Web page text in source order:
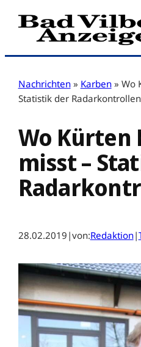
Zum
Inhalt
Nachrichten » Karben » Wo
Statistik der Radarkontrollen
Wo Kürten
misst –
28.02.2019 |von:Redaktion|